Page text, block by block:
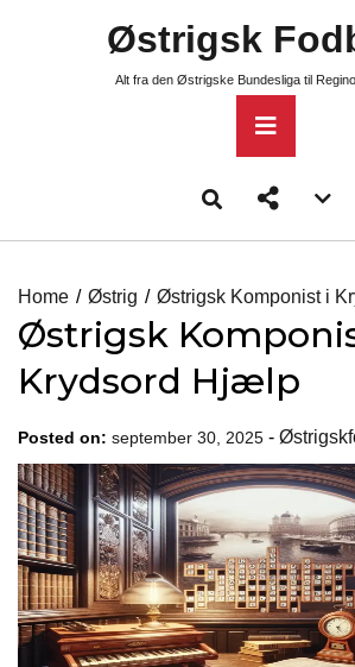
Østrigsk
Alt fra den Østrigske Bundesliga til
Primary
Menu
menu
Home
Østrig Østrigsk Komponist i
Østrigsk
Krydsord Hjælp
Posted on: september 30, 2025 -